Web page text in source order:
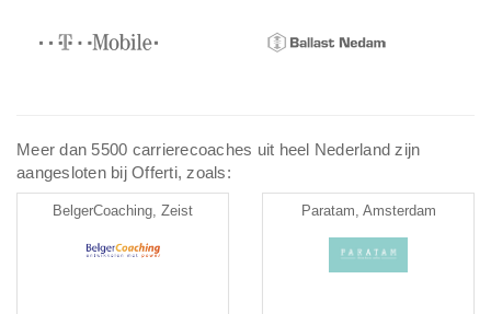
Meer dan 5500 carrierecoaches uit heel Nederland zijn
aangesloten bij Offerti, zoals:
BelgerCoaching, Zeist Paratam, Amsterdam